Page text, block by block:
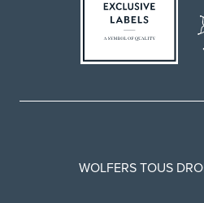
WOLFERS TOUS